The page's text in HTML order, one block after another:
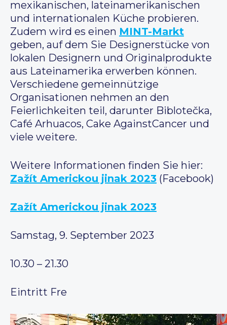
mexikanischen, lateinamerikanischen
und internationalen Küche probieren.
Zudem wird es einen MINT-Markt
geben, auf dem Sie Designerstücke von
lokalen Designern und Originalprodukte
aus Lateinamerika erwerben können.
Verschiedene gemeinnützige
Organisationen nehmen an den
Feierlichkeiten teil, darunter Biblotečka,
Café Arhuacos, Cake AgainstCancer und
viele weitere.
Weitere Informationen finden Sie hier:
Zažít Americkou jinak 2023 (Facebook)
Zažít Americkou jinak 2023
Samstag, 9. September 2023
10.30 – 21.30
Eintritt Fre